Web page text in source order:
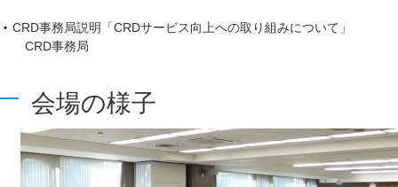
CRD事務局説明「CRDサービス向上への取り組みについて」
CRD事務局
会場の様子